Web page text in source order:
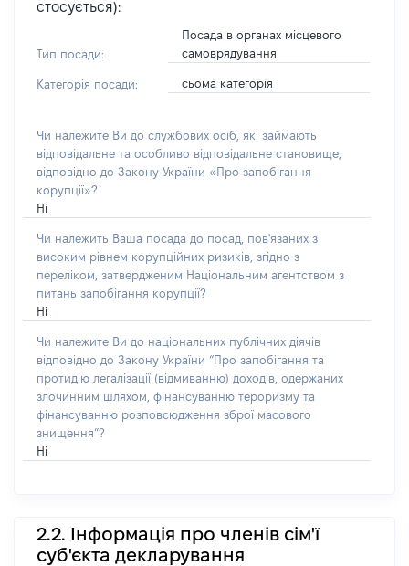
стосується):
Тип посади:
Посада в органах місцевого
самоврядування
Категорія посади: сьома категорія
Чи належите Ви до службових осіб, які займають
відповідальне та особливо відповідальне становище,
відповідно до Закону України «Про запобігання
корупції»?
Ні
Чи належить Ваша посада до посад, пов'язаних з
високим рівнем корупційних ризиків, згідно з
переліком, затвердженим Національним агентством з
питань запобігання корупції?
Ні
Чи належите Ви до національних публічних діячів
відповідно до Закону України “Про запобігання та
протидію легалізації (відмиванню) доходів, одержаних
злочинним шляхом, фінансуванню тероризму та
фінансуванню розповсюдження зброї масового
знищення”?
Ні
2.2. Інформація про членів сім'ї
суб'єкта декларування